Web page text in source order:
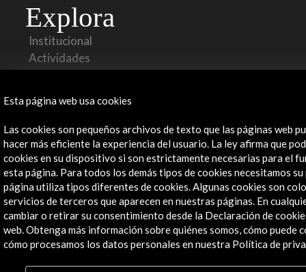
Explora
Institucional
Actividades
Programa PICE
Noticias
Multimedia
Cultura en Red
Mapa Web
Boletín digital
Logo y crédito a AC/E
Conecta
Esta página web usa cookies
Las cookies son pequeños archivos de texto que las páginas web
hacer más eficiente la experiencia del usuario. La ley afirma que
cookies en su dispositivo si son estrictamente necesarias para el
esta página. Para todos los demás tipos de cookies necesitamos su
página utiliza tipos diferentes de cookies. Algunas cookies son
servicios de terceros que aparecen en nuestras páginas. En
cambiar o retirar su consentimiento desde la Declaración de
web. Obtenga más información sobre quiénes somos, cómo puede
cómo procesamos los datos personales en nuestra Política de